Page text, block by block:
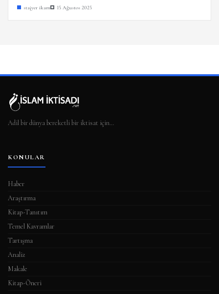
stajyer ikam 15 Ağustos 2025
Adil bir dünya bereketli bir iktisat için…
KONULAR
Haber
Araştırma
Kitap-Tanıtım
Temel Kavramlar
Tartışma
Analiz
Makale
Kitap-Öneri